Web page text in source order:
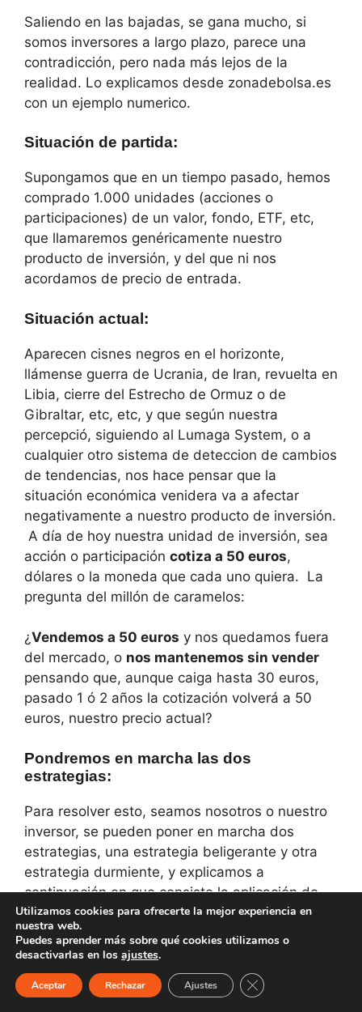
Saliendo en las bajadas, se gana mucho, si
somos inversores a largo plazo, parece una
contradicción, pero nada más lejos de la
realidad. Lo explicamos desde zonadebolsa.es
con un ejemplo numerico.
Situación de partida:
Supongamos que en un tiempo pasado, hemos
comprado 1.000 unidades (acciones o
participaciones) de un valor, fondo, ETF, etc,
que llamaremos genéricamente nuestro
producto de inversión, y del que ni nos
acordamos de precio de entrada.
Situación actual:
Aparecen cisnes negros en el horizonte,
llámense guerra de Ucrania, de Iran, revuelta en
Libia, cierre del Estrecho de Ormuz o de
Gibraltar, etc, etc, y que según nuestra
percepció, siguiendo al Lumaga System, o a
cualquier otro sistema de deteccion de cambios
de tendencias, nos hace pensar que la
situación económica venidera va a afectar
negativamente a nuestro producto de inversión.
A día de hoy nuestra unidad de inversión, sea
acción o participación cotiza a 50 euros,
dólares o la moneda que cada uno quiera. La
pregunta del millón de caramelos:
¿Vendemos a 50 euros y nos quedamos fuera
del mercado, o nos mantenemos sin vender
pensando que, aunque caiga hasta 30 euros,
pasado 1 ó 2 años la cotización volverá a 50
euros, nuestro precio actual?
Pondremos en marcha las dos
estrategias:
Para resolver esto, seamos nosotros o nuestro
inversor, se pueden poner en marcha dos
estrategias, una estrategia beligerante y otra
estrategia durmiente, y explicamos a
continuación en que consiste la aplicación de
cada una de ellas.
Utilizamos cookies para ofrecerte la mejor experiencia en
nuestra web.
Puedes aprender más sobre qué cookies utilizamos o
desactivarlas en los ajustes.
Aceptar Rechazar Ajustes Cerrar el banner de